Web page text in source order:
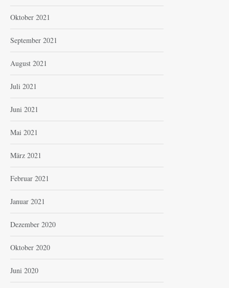
Oktober 2021
September 2021
August 2021
Juli 2021
Juni 2021
Mai 2021
März 2021
Februar 2021
Januar 2021
Dezember 2020
Oktober 2020
Juni 2020